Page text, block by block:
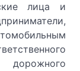
лица и
дорожного